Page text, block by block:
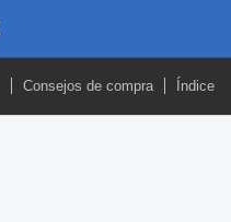
Consejos de compra Índice